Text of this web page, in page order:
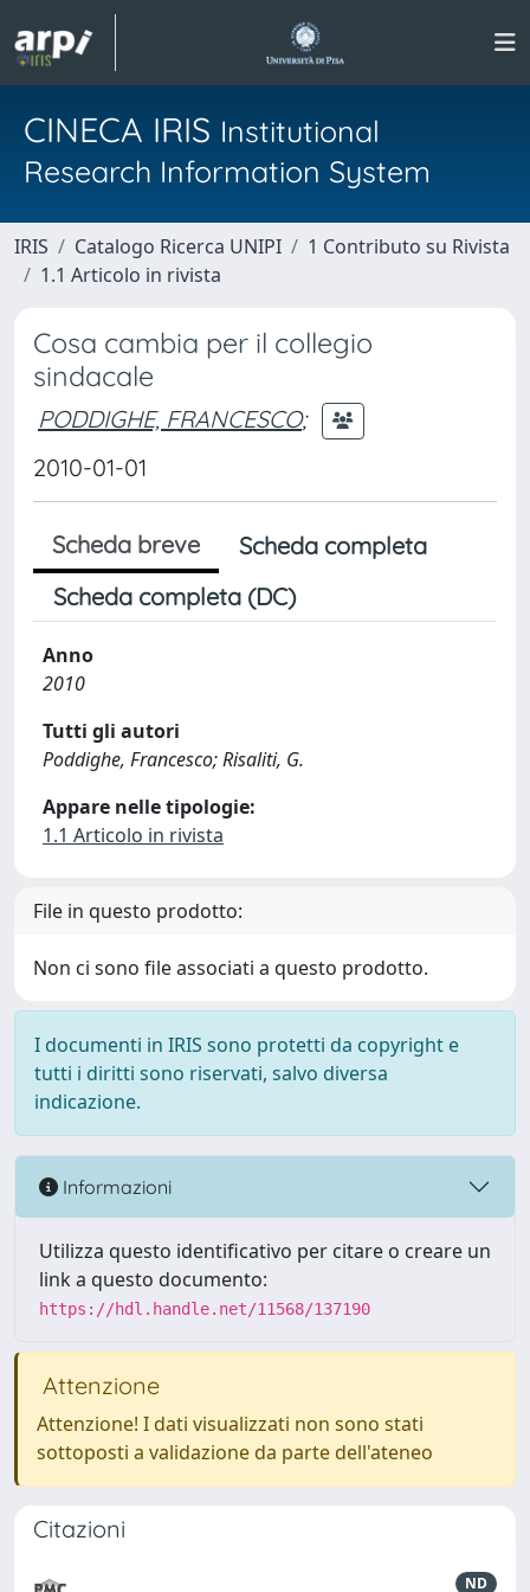
CINECA IRIS Institutional
Research Information System
IRIS Catalogo Ricerca UNIPI
1 Contributo su Rivista
1.1 Articolo in rivista
Cosa cambia per il collegio
sindacale
PODDIGHE, FRANCESCO;
2010-01-01
Scheda breve
Scheda completa
Scheda completa (DC)
Anno
2010
Tutti gli autori
Poddighe, Francesco; Risaliti, G.
Appare nelle tipologie:
1.1 Articolo in rivista
File in questo prodotto:
Non ci sono file associati a questo prodotto.
I documenti in IRIS sono protetti da copyright e
tutti i diritti sono riservati, salvo diversa
indicazione.
Informazioni
Utilizza questo identificativo per citare o creare un
link a questo documento:
https://hdl.handle.net/11568/137190
Attenzione
Attenzione! I dati visualizzati non sono stati
sottoposti a validazione da parte dell'ateneo
Citazioni
ND